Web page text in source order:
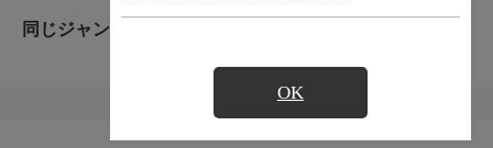
OK
同じジャンルのおすすめ番組